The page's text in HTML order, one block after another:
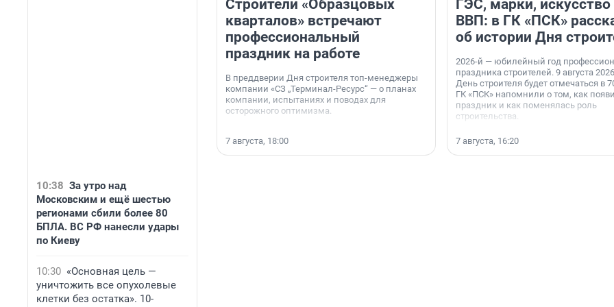
10:38 За утро над
Московским и ещё шестью
регионами сбили более 80
БПЛА. ВС РФ нанесли удары
по Киеву
10:30 «Основная цель —
уничтожить все опухолевые
клетки без остатка». 10-
Строители «Образцовых
кварталов» встречают
профессиональный
праздник на работе
В преддверии Дня строителя топ-менеджеры
компании «СЗ „Терминал-Ресурс“ — о планах
компании, испытаниях и поводах для
осторожного оптимизма.
7 августа, 18:00
ГЭС, марки, искусство
ВВП: в ГК «ПСК»
об истории Дня
2026-й — юбилейный год
праздника строителей. 9 августа
День строителя будет отмечаться в
ГК «ПСК» напомнили о том, как
праздник и как поменялась роль
строительства.
7 августа, 16:20